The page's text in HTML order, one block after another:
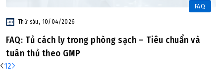
FAQ
Thứ sáu, 10/04/2026
FAQ: Tủ cách ly trong phòng sạch – Tiêu chuẩn và
tuân thủ theo GMP
12